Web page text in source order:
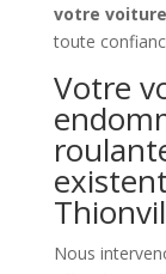
votre
toute
Votre
Nous